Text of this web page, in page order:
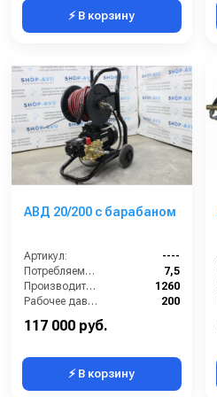
⚡ В корзину
АВД 20/200 с барабаном
Артикул:
----
Потребляемая мощность (кВт):
7,5
Производительность (л/ч):
1260
Рабочее давление (бар):
200
117 000 руб.
⚡ В корзину